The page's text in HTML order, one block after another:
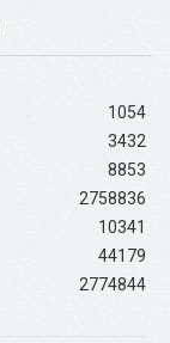
1054
3432
8853
2758836
10341
44179
2774844